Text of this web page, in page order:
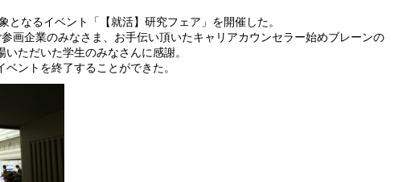
となるイベント「【就活】研究フェア」を開催した。
画企業のみなさま、お手伝い頂いたキャリアカウンセラー始めブレーンの
ただいた学生のみなさんに感謝。
ントを終了することができた。